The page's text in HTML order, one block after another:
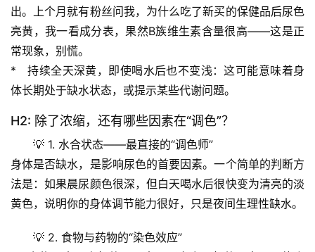
出。上个月就有粉丝问我，为什么吃了新买的保健品后尿色
亮黄，我一看成分表，果然B族维生素含量很高——这是正
常现象，别慌。
* 持续全天深黄，即使喝水后也不变浅：这可能意味着身
体长期处于缺水状态，或提示某些代谢问题。
H2: 除了浓缩，还有哪些因素在“调色”？
💡 1. 水合状态——最直接的“调色师”
身体是否缺水，是影响尿色的首要因素。一个简单的判断方
法是：如果晨尿颜色很深，但白天喝水后很快变为清亮的淡
黄色，说明你的身体调节能力很好，只是夜间生理性缺水。
💡 2. 食物与药物的“染色效应”